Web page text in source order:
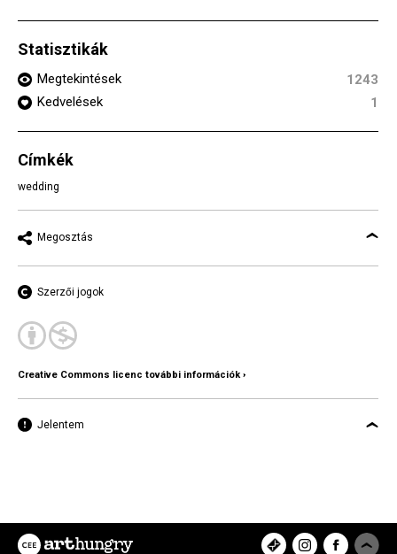
Statisztikák
Megtekintések
1243
Kedvelések
1
Címkék
wedding
Megosztás
Szerzői jogok
Creative Commons licenc további információk ›
Jelentem